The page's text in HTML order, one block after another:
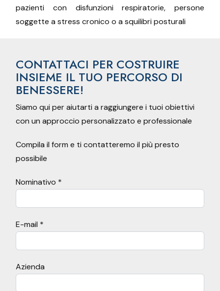
pazienti con disfunzioni respiratorie, persone
soggette a stress cronico o a squilibri posturali
CONTATTACI PER COSTRUIRE
INSIEME IL TUO PERCORSO DI
BENESSERE!
Siamo qui per aiutarti a raggiungere i tuoi obiettivi
con un approccio personalizzato e professionale
Compila il form e ti contatteremo il più presto
possibile
Nominativo *
E-mail *
Azienda